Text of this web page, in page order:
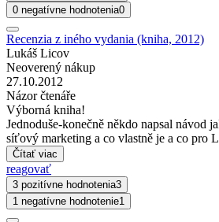
0 negatívne hodnotenia0
Recenzia z iného vydania (kniha, 2012)
Lukáš Licov
Neoverený nákup
27.10.2012
Názor čtenáře
Výborná kniha!
Jednoduše-konečně někdo napsal návod
síťový marketing a co vlastně je a co pro
Čítať viac
reagovať
3 pozitívne hodnotenia3
1 negatívne hodnotenie1